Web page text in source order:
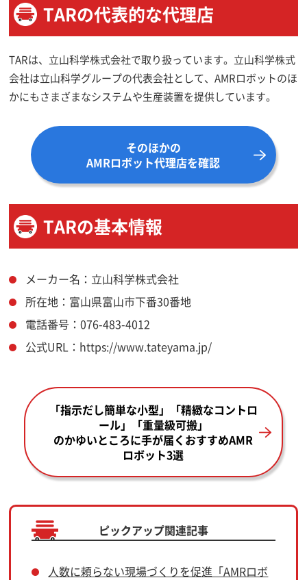
TARの代表的な代理店
TARは、立山科学株式会社で取り扱っています。立山科学株式
会社は立山科学グループの代表会社として、AMRロボットのほ
かにもさまざまなシステムや生産装置を提供しています。
そのほかの
AMRロボット代理店を確認
TARの基本情報
メーカー名：立山科学株式会社
所在地：富山県富山市下番30番地
電話番号：076-483-4012
公式URL：https://www.tateyama.jp/
「指示だし簡単な小型」「精緻なコントロ
ール」「重量級可搬」
のかゆいところに手が届くおすすめAMR
ロボット3選
ピックアップ関連記事
人数に頼らない現場づくりを促進「AMRロボ